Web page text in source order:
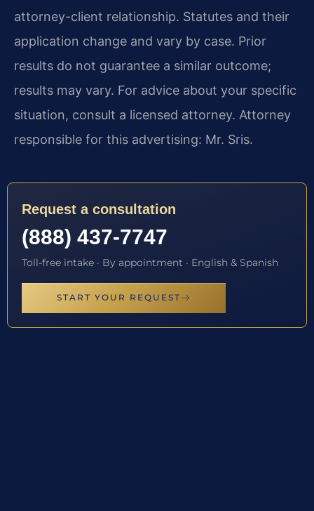
attorney-client relationship. Statutes and their
application change and vary by case. Prior
results do not guarantee a similar outcome;
results may vary. For advice about your specific
situation, consult a licensed attorney. Attorney
responsible for this advertising: Mr. Sris.
Request a consultation
(888) 437-7747
Toll-free intake · By appointment · English & Spanish
START YOUR REQUEST